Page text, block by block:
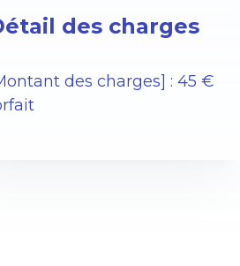
des charges
des charges] : 45 €